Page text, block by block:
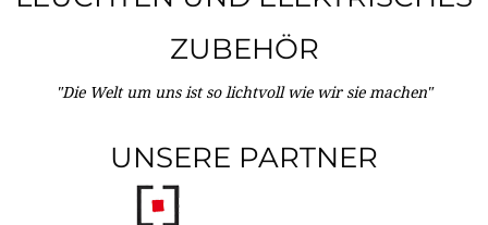
ZUBEHÖR
"Die Welt um uns ist so lichtvoll wie wir sie machen"
UNSERE PARTNER